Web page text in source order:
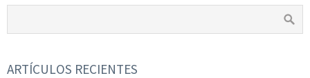
ARTÍCULOS RECIENTES